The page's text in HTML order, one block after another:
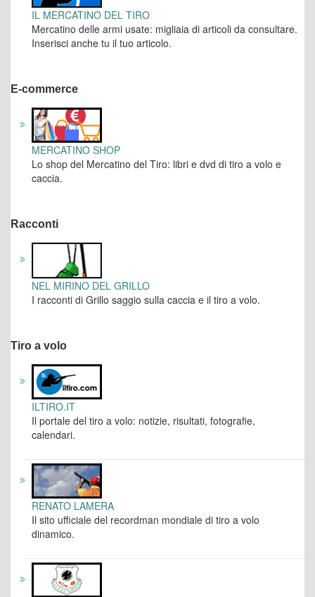
IL MERCATINO DEL TIRO
Mercatino delle armi usate: migliaia di articoli da consultare.
Inserisci anche tu il tuo articolo.
E-commerce
MERCATINO SHOP
Lo shop del Mercatino del Tiro: libri e dvd di tiro a volo e
caccia.
Racconti
NEL MIRINO DEL GRILLO
I racconti di Grillo saggio sulla caccia e il tiro a volo.
Tiro a volo
ILTIRO.IT
Il portale del tiro a volo: notizie, risultati, fotografie,
calendari.
RENATO LAMERA
Il sito ufficiale del recordman mondiale di tiro a volo
dinamico.